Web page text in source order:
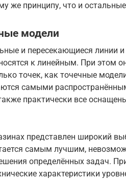
же принципу, что и
модели
и пересекающиеся линии и
к линейным. При этом
точек, как точечные
самыми
практически все
представлен широкий
самым лучшим,
определённых задач.
характеристики